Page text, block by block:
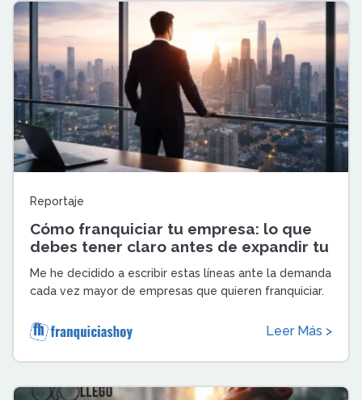
Reportaje
Cómo franquiciar tu empresa: lo que
debes tener claro antes de expandir tu
negocio
Me he decidido a escribir estas líneas ante la demanda
cada vez mayor de empresas que quieren franquiciar.
Leer Más >